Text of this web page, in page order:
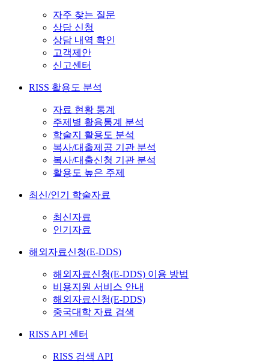
자주 찾는 질문
상담 신청
상담 내역 확인
고객제안
신고센터
RISS 활용도 분석
자료 현황 통계
주제별 활용통계 분석
학술지 활용도 분석
복사/대출제공 기관 분석
복사/대출신청 기관 분석
활용도 높은 주제
최신/인기 학술자료
최신자료
인기자료
해외자료신청(E-DDS)
해외자료신청(E-DDS) 이용 방법
비용지원 서비스 안내
해외자료신청(E-DDS)
중국대학 자료 검색
RISS API 센터
RISS 검색 API